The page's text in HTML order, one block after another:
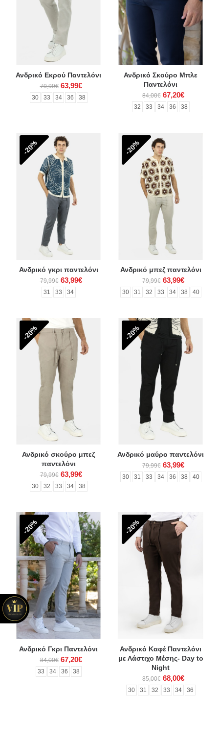
Ανδρικό Εκρού Παντελόνι
79,99€ 63,99€
30 33 34 36 38
Ανδρικό Σκούρο Μπλε
Παντελόνι
84,00€ 67,20€
32 33 34 36 38
-20%
Ανδρικό γκρι παντελόνι
79,99€ 63,99€
31 33 34
-20%
Ανδρικό μπεζ παντελόνι
79,99€ 63,99€
30 31 32 33 34 38 40
-20%
Ανδρικό σκούρο μπεζ
παντελόνι
79,99€ 63,99€
30 32 33 34 38
-20%
Ανδρικό μαύρο παντελόνι
79,99€ 63,99€
30 31 33 34 36 38 40
-20%
Ανδρικό Γκρι Παντελόνι
84,00€ 67,20€
33 34 36 38
-20%
Ανδρικό Καφέ Παντελόνι
με Λάστιχο Μέσης- Day to
Night
85,00€ 68,00€
30 31 32 33 34 36